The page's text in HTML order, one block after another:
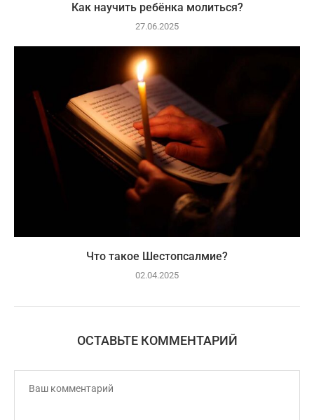
Как научить ребёнка молиться?
27.06.2025
Что такое Шестопсалмие?
02.04.2025
ОСТАВЬТЕ КОММЕНТАРИЙ